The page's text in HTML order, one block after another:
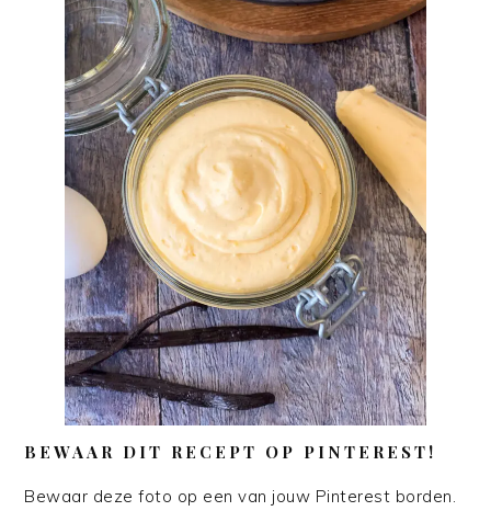
BEWAAR DIT RECEPT OP PINTEREST!
Bewaar deze foto op een van jouw Pinterest borden.